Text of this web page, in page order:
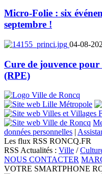
Micro-Folie : six
septembre !
04-08-
Cure de jouvence
(RPE)
données personnelles |
Les flux RSS RONCQ.FR
RSS Actualités : Ville /
NOUS CONTACTER
VOTRE SMARTPHONE